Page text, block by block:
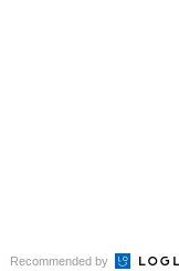
Recommended by